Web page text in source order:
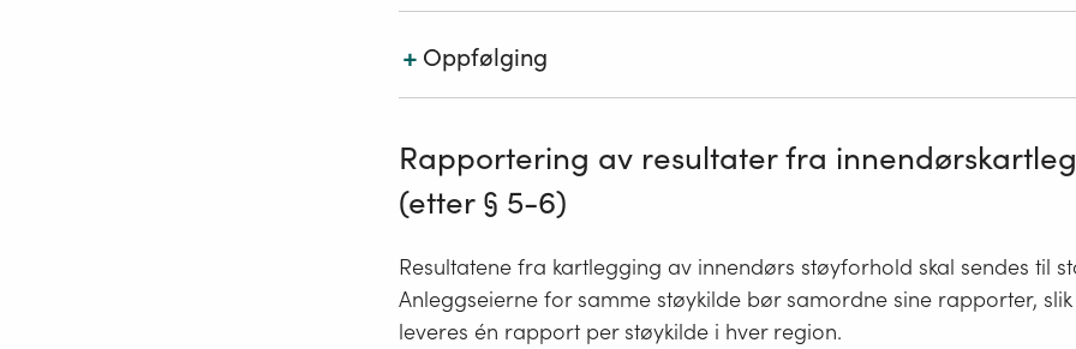
eksempel hvordan situasjoner med manglende inngangsdata er
Prosedyrer for kvalitetssikring, vurdering av beregningsusikkerhet
Rapporten må illustrere kartleggingsresultatene gjennom bruk av
grafiske framstillinger, tabeller og beskrivende tekst. Innholdet
støyplage bør inngå (støyplageindeks SPI, eventuelt supplert
personer plaget og/eller sterkt plaget beregnet i henhold til EUs
+ Oppfølging
Rapporten skal gi en oversikt over planlagt oppfølging av
herunder planlagt framdrift og prosess for arbeidet med
Rapportering av resultater fra
(etter § 5-6)
Resultatene fra kartlegging av innendørs støyforhold skal sendes til s
Anleggseierne for samme støykilde bør samordne sine rapporter,
leveres én rapport per støykilde i hver region.